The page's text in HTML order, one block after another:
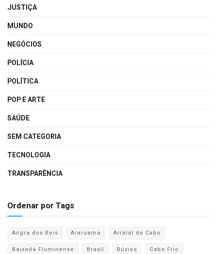
JUSTIÇA
MUNDO
NEGÓCIOS
POLÍCIA
POLÍTICA
POP E ARTE
SAÚDE
SEM CATEGORIA
TECNOLOGIA
TRANSPARÊNCIA
Ordenar por Tags
Angra dos Reis Araruama
Arraial do Cabo
Baixada Fluminense
Brasil Búzios
Cabo Frio